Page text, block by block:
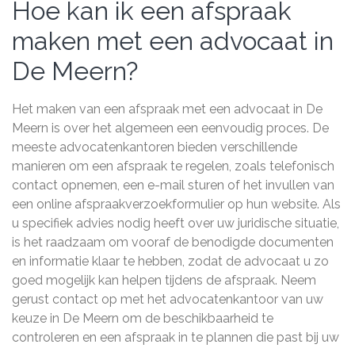
Hoe kan ik een afspraak
maken met een advocaat in
De Meern?
Het maken van een afspraak met een advocaat in De
Meern is over het algemeen een eenvoudig proces. De
meeste advocatenkantoren bieden verschillende
manieren om een afspraak te regelen, zoals telefonisch
contact opnemen, een e-mail sturen of het invullen van
een online afspraakverzoekformulier op hun website. Als
u specifiek advies nodig heeft over uw juridische situatie,
is het raadzaam om vooraf de benodigde documenten
en informatie klaar te hebben, zodat de advocaat u zo
goed mogelijk kan helpen tijdens de afspraak. Neem
gerust contact op met het advocatenkantoor van uw
keuze in De Meern om de beschikbaarheid te
controleren en een afspraak in te plannen die past bij uw